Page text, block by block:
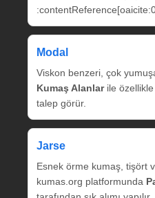
Modal
Viskon benzeri, çok
Kumaş Alanlarile özellikle
talep görür.
Jarse
Esnek örme kumaş, tişört
kumas.org platformunda